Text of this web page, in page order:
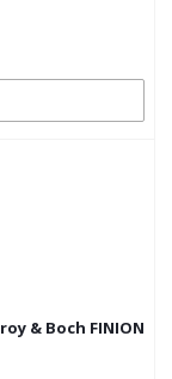
& Boch FINION